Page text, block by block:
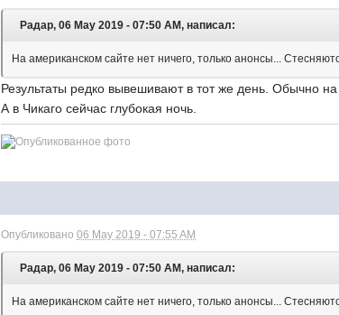
Радар, 06 May 2019 - 07:50 AM, написал:
На американском сайте нет ничего, только анонсы...
Результаты редко вывешивают в тот же день. Обычно
А в Чикаго сейчас глубокая ночь.
Опубликовано06 May 2019 - 07:55 AM
Радар, 06 May 2019 - 07:50 AM, написал:
На американском сайте нет ничего, только анонсы...